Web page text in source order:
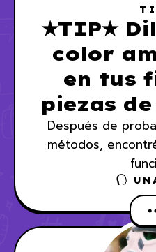
★TIP★
color
en tus
piezas
Después de
métodos,